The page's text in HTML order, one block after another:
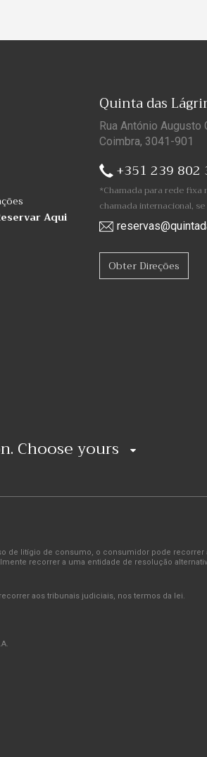
Aqui
Quinta das
Rua António Augusto
Coimbra, 3041-901
+351 239 802
*Chamada para rede fixa
chamada internacional,
Obter Direções
Choose yours
TRÓIA
Tróia Design
de litígio de consumo, o consumidor pode recorrer
recorrer a uma entidade de resolução
aos tribunais judiciais, nos termos da lei.